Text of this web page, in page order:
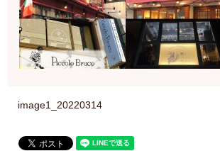
image1_20220314